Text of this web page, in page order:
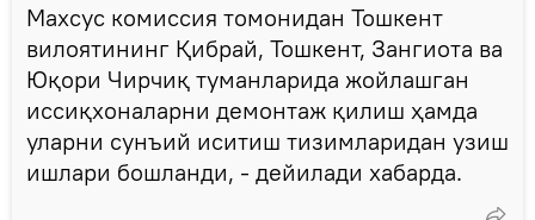
Махсус комиссия томонидан Тошкент
вилоятининг Қибрай, Тошкент, Зангиота ва
Юқори Чирчиқ туманларида жойлашган
иссиқхоналарни демонтаж қилиш ҳамда
уларни сунъий иситиш тизимларидан узиш
ишлари бошланди, - дейилади хабарда.